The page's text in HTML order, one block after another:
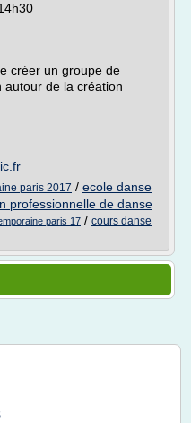
créer un groupe de
autour de la création
paris 2017 / ecole danse
professionnelle de danse
paris 17 / cours danse